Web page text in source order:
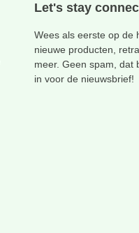
Let's stay
Wees als eerste op de
nieuwe producten,
meer. Geen spam, dat
in voor de nieuwsbrief!